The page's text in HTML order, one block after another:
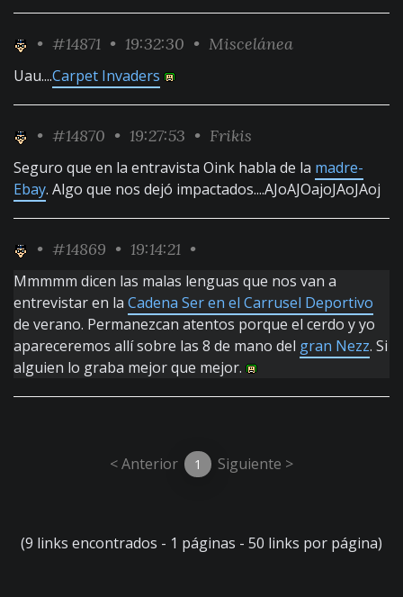
• #14871 • 19:32:30 • Miscelánea
Uau....Carpet Invaders
• #14870 • 19:27:53 • Frikis
Seguro que en la entravista Oink habla de la madre-
Ebay. Algo que nos dejó impactados....AJoAJOajoJAoJAoj
• #14869 • 19:14:21 •
Mmmmm dicen las malas lenguas que nos van a
entrevistar en la Cadena Ser en el Carrusel Deportivo
de verano. Permanezcan atentos porque el cerdo y yo
apareceremos allí sobre las 8 de mano del gran Nezz. Si
alguien lo graba mejor que mejor.
< Anterior 1 Siguiente >
(9 links encontrados - 1 páginas - 50 links por página)